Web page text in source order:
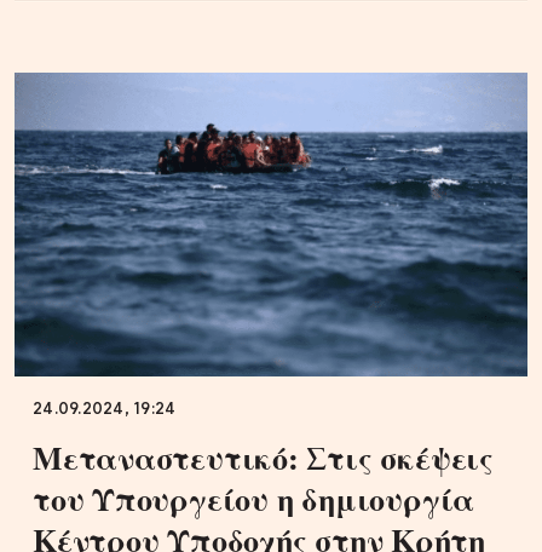
24.09.2024, 19:24
Μεταναστευτικό: Στις σκέψεις
του Υπουργείου η δημιουργία
Κέντρου Υποδοχής στην Κρήτη